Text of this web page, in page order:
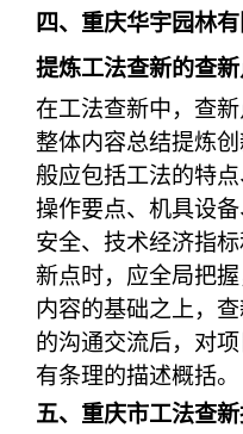
四、重庆华宇园林
提炼工法查新的查新
在工法查新中，查
整体内容总结提炼
般应包括工法的特点
操作要点、机具设
安全、技术经济指
新点时，应全局把
内容的基础之上，
的沟通交流后，对
有条理的描述概括。
五、重庆市工法查